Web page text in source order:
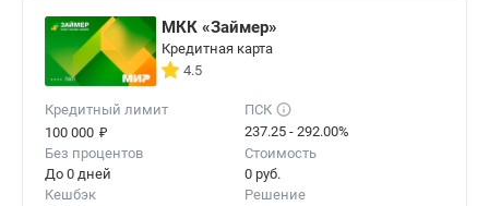
МКК «Займер»
Кредитная карта
4.5
Кредитный лимит
100 000 ₽
ПСК
237.25 - 292.00%
Без процентов
До 0 дней
Стоимость
0 руб.
Кешбэк
Решение